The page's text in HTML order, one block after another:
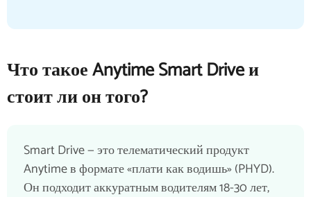
Что такое Anytime Smart Drive и
стоит ли он того?
Smart Drive — это телематический продукт
Anytime в формате «плати как водишь» (PHYD).
Он подходит аккуратным водителям 18-30 лет,